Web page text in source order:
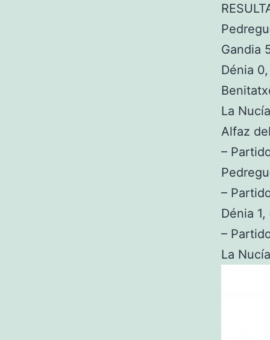
Gandia
Dénia
La
Alfaz
–
–
Dénia
–
La